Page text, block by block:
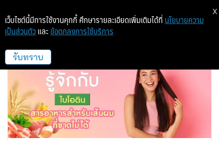
เอเวอร์กลอรี่ อินเตอร์เนชันแนล
เว็บไซต์นี้มีการใช้งานคุกกี้ ศึกษารายละเอียดเพิ่มเติมได้ที่ นโยบายความ
เป็นส่วนตัว และ ข้อตกลงการใช้บริการ
รับทราบ
X